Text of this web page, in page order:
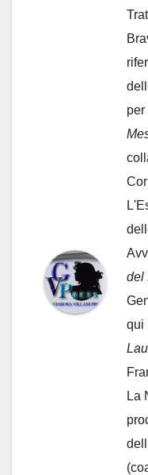
per
del
qui
La